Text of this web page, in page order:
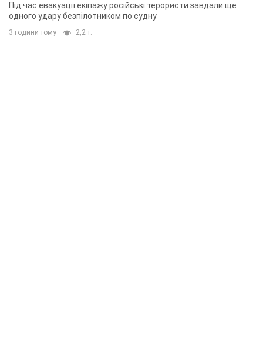
Під час евакуації екіпажу російські терористи завдали ще
одного удару безпілотником по судну
3 години тому 2,2 т.